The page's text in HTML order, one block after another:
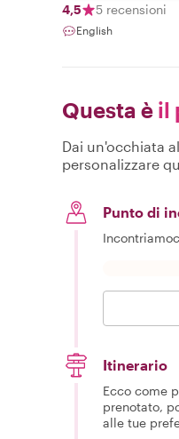
4,5 5 recensioni
English
Questa è il
Dai un'occhiata
personalizzare
Punto di
Itinerario
Ecco come
prenotato,
alle tue